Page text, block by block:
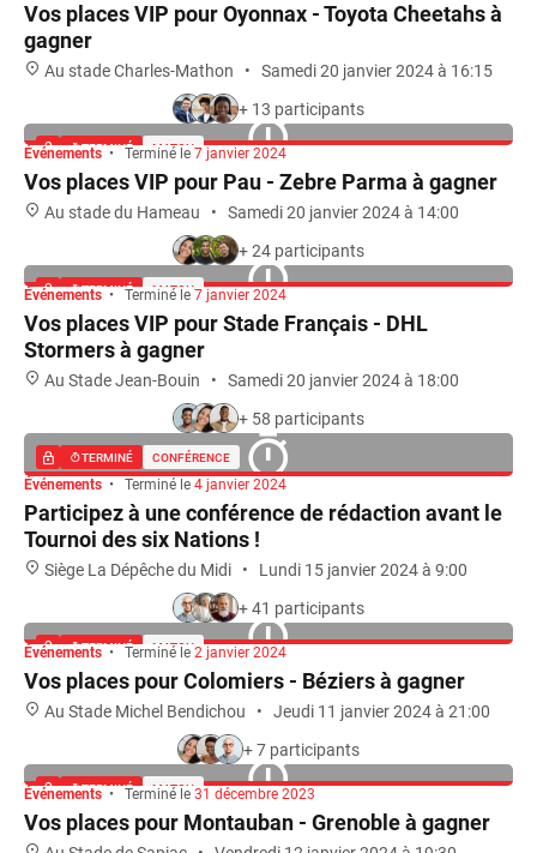
Vos places VIP pour Oyonnax - Toyota Cheetahs à
gagner
Au stade Charles-Mathon •
Samedi 20 janvier 2024 à 16:15
+ 13 participants
TERMINÉ MATCH
Événements • Terminé le 7 janvier 2024
Vos places VIP pour Pau - Zebre Parma à gagner
Au stade du Hameau •
Samedi 20 janvier 2024 à 14:00
+ 24 participants
TERMINÉ MATCH
Terminé le 7 janvier 2024
Vos places VIP pour Stade Français - DHL
Stormers à gagner
Au Stade Jean-Bouin •
Samedi 20 janvier 2024 à 18:00
+ 58 participants
CONFÉRENCE
Participez à une conférence de rédaction avant le
Tournoi des six Nations !
Siège La Dépêche du Midi • Lundi 15 janvier 2024 à 9:00
+ 41 participants
TERMINÉ MATCH
Événements • Terminé le 2 janvier 2024
Vos places pour Colomiers - Béziers à gagner
Au Stade Michel Bendichou •
Jeudi 11 janvier 2024 à 21:00
+ 7 participants
TERMINÉ MATCH
31 décembre 2023
Vos places pour Montauban - Grenoble à gagner
Au Stade de Sapiac • Vendredi 12 janvier 2024 à 19:30
+ 30 participants
TERMINÉ MATCH
Événements • Terminé le 31 décembre 2023
Vos places VIP pour ASM Clermont - Scarlets à
gagner